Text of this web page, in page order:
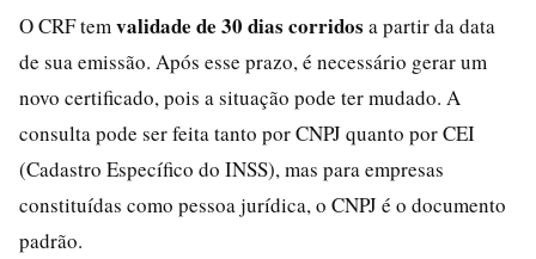
O CRF tem validade de 30 dias corridos a partir da data
de sua emissão. Após esse prazo, é necessário gerar um
novo certificado, pois a situação pode ter mudado. A
consulta pode ser feita tanto por CNPJ quanto por CEI
(Cadastro Específico do INSS), mas para empresas
constituídas como pessoa jurídica, o CNPJ é o documento
padrão.